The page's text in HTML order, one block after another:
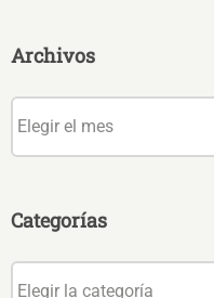
Archivos
Categorías